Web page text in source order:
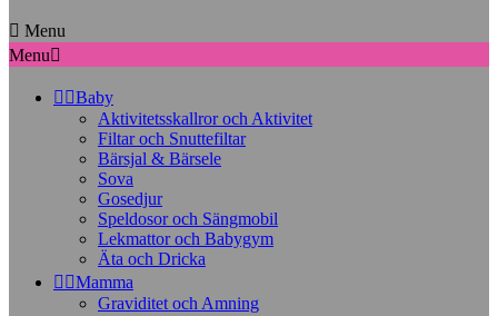
 Menu
Menu
 Baby
Aktivitetsskallror och Aktivitet
Filtar och Snuttefiltar
Bärsjal & Bärsele
Sova
Gosedjur
Speldosor och Sängmobil
Lekmattor och Babygym
Äta och Dricka
 Mamma
Graviditet och Amning